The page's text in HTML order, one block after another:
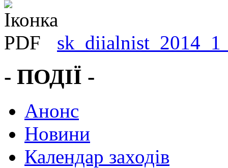
- ПОДІЇ -
Анонс
Новини
Календар заходів